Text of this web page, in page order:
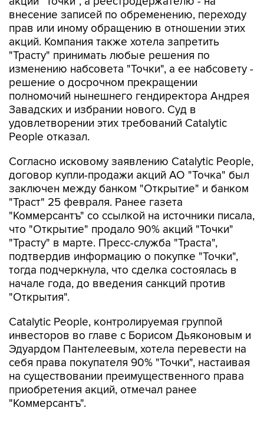
внесение записей по обременению, переходу
прав или иному обращению в отношении этих
акций. Компания также хотела запретить
"Трасту" принимать любые решения по
изменению набсовета "Точки", а ее набсовету -
решение о досрочном прекращении
полномочий нынешнего гендиректора Андрея
Завадских и избрании нового. Суд в
удовлетворении этих требований Catalytic
People отказал.
Согласно исковому заявлению Catalytic People,
договор купли-продажи акций АО "Точка" был
заключен между банком "Открытие" и банком
"Траст" 25 февраля. Ранее газета
"Коммерсантъ" со ссылкой на источники писала,
что "Открытие" продало 90% акций "Точки"
"Трасту" в марте. Пресс-служба "Траста",
подтвердив информацию о покупке "Точки",
тогда подчеркнула, что сделка состоялась в
начале года, до введения санкций против
"Открытия".
Catalytic People, контролируемая группой
инвесторов во главе с Борисом Дьяконовым и
Эдуардом Пантелеевым, хотела перевести на
себя права покупателя 90% "Точки", настаивая
на существовании преимущественного права
приобретения акций, отмечал ранее
"Коммерсантъ".